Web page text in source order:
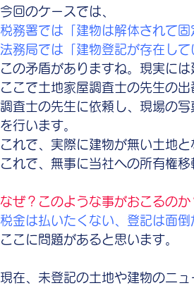
今回のケースでは、
税務署では「建物は解体されて固
法務局では「建物登記が存在して
この矛盾がありますね。現実には
ここで土地家屋調査士の先生の出
調査士の先生に依頼し、現場の
を行います。
これで、実際に建物が無い土地と
これで、無事に当社への所有権移
なぜ？このような事がおこるのか
税金は払いたくない、登記は面倒
ここに問題があると思います。
現在、未登記の土地や建物のニュ